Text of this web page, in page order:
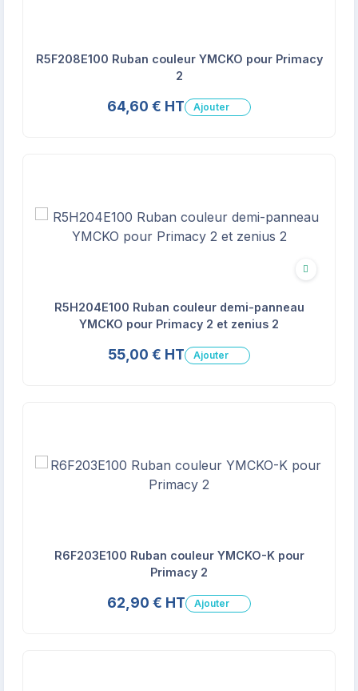
R5F208E100 Ruban couleur YMCKO pour Primacy
2
64,60 € HT Ajouter
Écologique
R5H204E100 Ruban couleur demi-panneau
YMCKO pour Primacy 2 et zenius 2
55,00 € HT Ajouter
R6F203E100 Ruban couleur YMCKO-K pour
Primacy 2
62,90 € HT Ajouter